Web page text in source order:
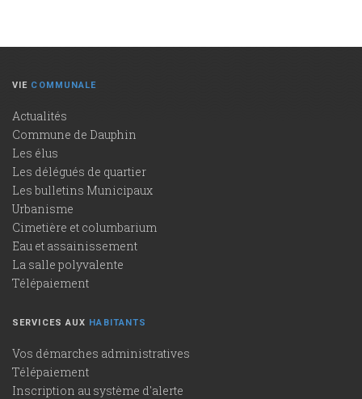
VIE COMMUNALE
Actualités
Commune de Dauphin
Les élus
Les délégués de quartier
Les bulletins Municipaux
Urbanisme
Cimetière et columbarium
Eau et assainissement
La salle polyvalente
Télépaiement
SERVICES AUX HABITANTS
Vos démarches administratives
Télépaiement
Inscription au système d'alerte